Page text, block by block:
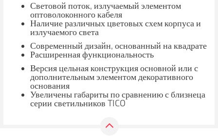
Световой поток, излучаемый элементом
оптоволоконного кабеля
Наличие различных цветовых схем корпуса и
излучаемого света
Современный дизайн, основанный на квадрате
Расширенная функциональность
Версия цельная конструкция основной или с
дополнительным элементом декоративного
основания
Увеличены габариты по сравнению с близнеца
серии светильников TICO